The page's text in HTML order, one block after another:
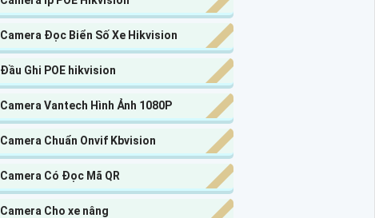
Camera Đọc Biển Số Xe Hikvision
Đầu Ghi POE hikvision
Camera Vantech Hình Ảnh 1080P
Camera Chuẩn Onvif Kbvision
Camera Có Đọc Mã QR
Camera Cho xe nâng